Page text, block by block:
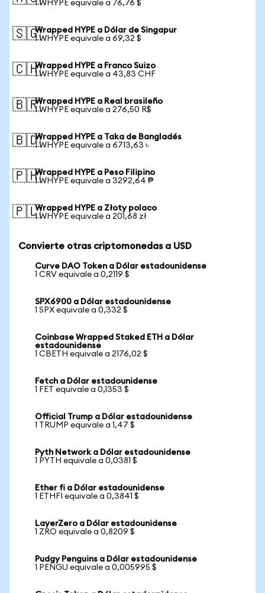
1 WHYPE equivale a 76,76 $
🇸🇬Wrapped HYPE a Dólar de Singapur
1 WHYPE equivale a 69,32 $
🇨🇭Wrapped HYPE a Franco Suizo
1 WHYPE equivale a 43,83 CHF
🇧🇷Wrapped HYPE a Real brasileño
1 WHYPE equivale a 276,50 R$
🇧🇩Wrapped HYPE a Taka de Bangladés
1 WHYPE equivale a 6713,63 ৳
🇵🇭Wrapped HYPE a Peso Filipino
1 WHYPE equivale a 3292,64 ₱
🇵🇱Wrapped HYPE a Złoty polaco
1 WHYPE equivale a 201,68 zł
Convierte otras criptomonedas a USD
Curve DAO Token a Dólar estadounidense
1 CRV equivale a 0,2119 $
SPX6900 a Dólar estadounidense
1 SPX equivale a 0,332 $
Coinbase Wrapped Staked ETH a Dólar
estadounidense
1 CBETH equivale a 2176,02 $
Fetch a Dólar estadounidense
1 FET equivale a 0,1353 $
Official Trump a Dólar estadounidense
1 TRUMP equivale a 1,47 $
Pyth Network a Dólar estadounidense
1 PYTH equivale a 0,0381 $
Ether fi a Dólar estadounidense
1 ETHFI equivale a 0,3841 $
LayerZero a Dólar estadounidense
1 ZRO equivale a 0,8209 $
Pudgy Penguins a Dólar estadounidense
1 PENGU equivale a 0,005995 $